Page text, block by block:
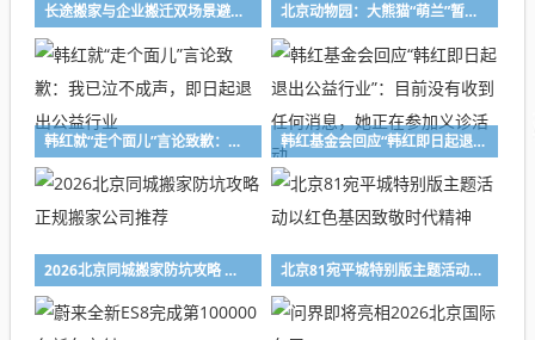
长途搬家与企业搬迁双场景避坑：安全与预算如何平衡？ 北京动物园：大熊猫“萌兰”暂不对外展出
韩红就“走个面儿”言论致歉：我已泣不成声，即日起退出公益行业 韩红基金会回应“韩红即日起退出公益行业”：目前没有收到任何消息，她正在参加义诊活动
2026北京同城搬家防坑攻略 正规搬家公司推荐 北京81宛平城特别版主题活动以红色基因致敬时代精神